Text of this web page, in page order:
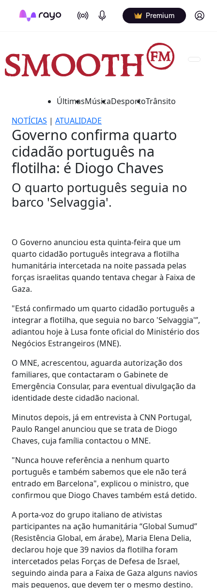
On Air Podcasts Premium Log in
ÚltimasMúsicaDesportoTrânsito
NOTÍCIAS | ATUALIDADE
Governo confirma quarto
cidadão português na
flotilha: é Diogo Chaves
O quarto português seguia no
barco 'Selvaggia'.
O Governo anunciou esta quinta-feira que um
quarto cidadão português integrava a flotilha
humanitária intercetada na noite passada pelas
forças israelitas quando tentava chegar à Faixa de
Gaza.
"Está confirmado um quarto cidadão português a
integrar a flotilha, que seguia no barco 'Selvaggia'”,
adiantou hoje à Lusa fonte oficial do Ministério dos
Negócios Estrangeiros (MNE).
O MNE, acrescentou, aguarda autorização dos
familiares, que contactaram o Gabinete de
Emergência Consular, para eventual divulgação da
identidade deste cidadão nacional.
Minutos depois, já em entrevista à CNN Portugal,
Paulo Rangel anunciou que se trata de Diogo
Chaves, cuja família contactou o MNE.
"Nunca houve referência a nenhum quarto
português e também sabemos que ele não terá
entrado em Barcelona", explicou o ministro, que
confirmou que Diogo Chaves também está detido.
A porta-voz do grupo italiano de ativistas
participantes na ação humanitária “Global Sumud”
(Resistência Global, em árabe), Maria Elena Delia,
declarou hoje que 39 navios da flotilha foram
intercetados pelas Forças de Defesa de Israel,
seguindo ainda para a Faixa de Gaza alguns navios
mais pequenos, que devem ter o mesmo destino.